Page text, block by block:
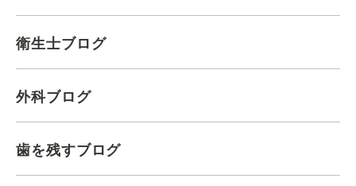
衛生士ブログ
外科ブログ
歯を残すブログ